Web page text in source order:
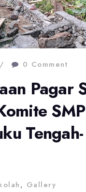
0 Comment
Pagar
, Gallery